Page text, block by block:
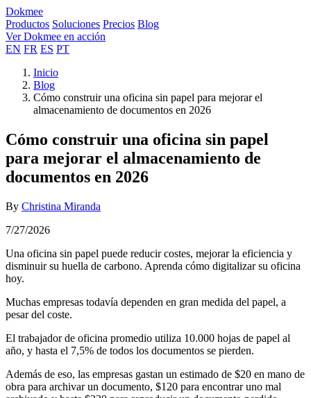
Dokmee
Productos Soluciones Precios Blog
Ver Dokmee en acción
EN FR ES PT
Inicio
Blog
Cómo construir una oficina sin papel para mejorar el
almacenamiento de documentos en 2026
Cómo construir una oficina sin papel
para mejorar el almacenamiento de
documentos en 2026
By Christina Miranda
7/27/2026
Una oficina sin papel puede reducir costes, mejorar la eficiencia y
disminuir su huella de carbono. Aprenda cómo digitalizar su oficina
hoy.
Muchas empresas todavía dependen en gran medida del papel, a
pesar del coste.
El trabajador de oficina promedio utiliza 10.000 hojas de papel al
año, y hasta el 7,5% de todos los documentos se pierden.
Además de eso, las empresas gastan un estimado de $20 en mano de
obra para archivar un documento, $120 para encontrar uno mal